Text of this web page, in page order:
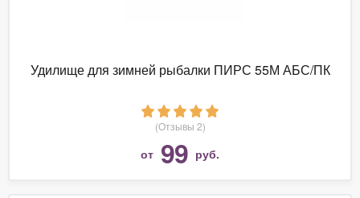
Удилище для зимней рыбалки ПИРС 55М АБС/ПК
(Отзывы 2)
от 99 руб.